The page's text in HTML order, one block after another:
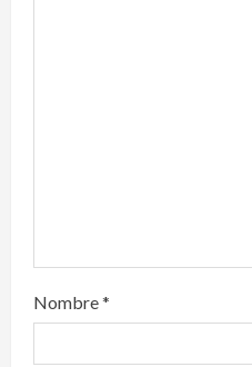
Nombre*